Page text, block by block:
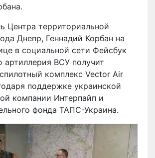
Центра территориальной
Днепр, Геннадий Корбан на
в социальной сети Фейсбук
артиллерия ВСУ получит
комплекс Vector Air
поддержке украинской
компании Интерпайп и
фонда ТАПС-Украина.